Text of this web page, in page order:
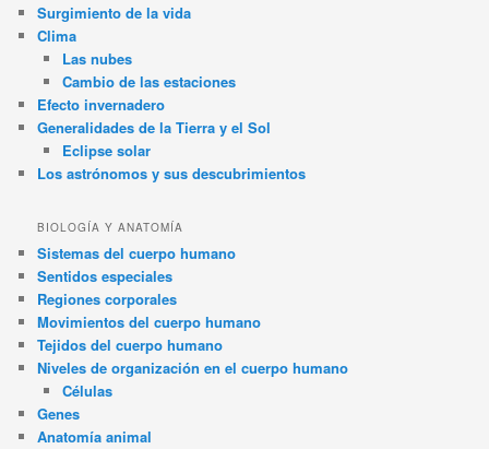
Surgimiento de la vida
Clima
Las nubes
Cambio de las estaciones
Efecto invernadero
Generalidades de la Tierra y el Sol
Eclipse solar
Los astrónomos y sus descubrimientos
BIOLOGÍA Y ANATOMÍA
Sistemas del cuerpo humano
Sentidos especiales
Regiones corporales
Movimientos del cuerpo humano
Tejidos del cuerpo humano
Niveles de organización en el cuerpo humano
Células
Genes
Anatomía animal